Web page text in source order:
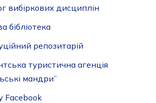
вибіркових дисциплін
бібліотека
репозитарій
туристична агенція
мандри”
Facebook